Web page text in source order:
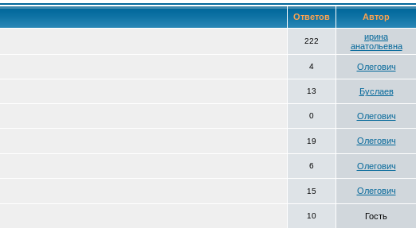
Ответов Автор
222
ирина
анатольевна
4 Олегович
13 Буслаев
0 Олегович
19 Олегович
6 Олегович
15 Олегович
10 Гость